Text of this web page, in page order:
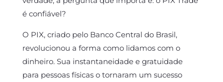
é confiável?
O PIX, criado pelo Banco Central do Brasil,
revolucionou a forma como lidamos com o
dinheiro. Sua instantaneidade e gratuidade
para pessoas físicas o tornaram um sucesso